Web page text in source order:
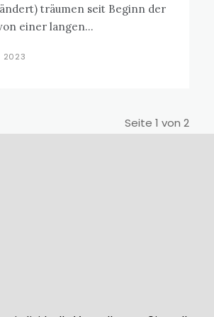
träumen seit Beginn der
einer langen...
2023
Seite 1 von 2